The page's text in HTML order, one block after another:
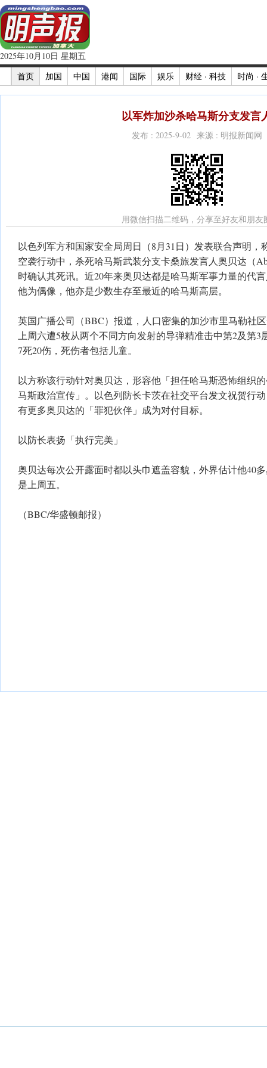
2025年10月10日 星期五
首页
加国 中国 港闻 国际 娱乐 财经 · 科技 时尚 ·
以军炸加沙杀哈马斯分支发言
发布 : 2025-9-02 来源 : 明报新闻网
用微信扫描二维码，分享至好友和朋友
以色列军方和国家安全局周日（8月31日）发表联合声明，
空袭行动中，杀死哈马斯武装分支卡桑旅发言人奥贝达（
时确认其死讯。近20年来奥贝达都是哈马斯军事力量的代
他为偶像，他亦是少数生存至最近的哈马斯高层。
英国广播公司（BBC）报道，人口密集的加沙市里马勒社
上周六遭5枚从两个不同方向发射的导弹精准击中第2及第
7死20伤，死伤者包括儿童。
以方称该行动针对奥贝达，形容他「担任哈马斯恐怖组织
马斯政治宣传」。以色列防长卡茨在社交平台发文祝贺行
有更多奥贝达的「罪犯伙伴」成为对付目标。
以防长表扬「执行完美」
奥贝达每次公开露面时都以头巾遮盖容貌，外界估计他40
是上周五。
（BBC/华盛顿邮报）